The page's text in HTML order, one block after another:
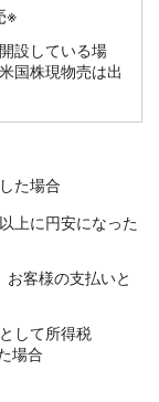
※
設している場
国株現物売は出
た場合
上に円安になった
客様の支払いと
して所得税
場合